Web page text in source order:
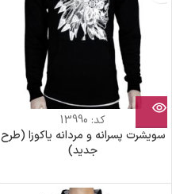
کد: 13990
سویشرت پسرانه و مردانه یاکوزا (طرح
جدید)